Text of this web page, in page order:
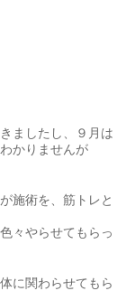
ましたし、９月は
かりませんが
施術を、筋トレと
々やらせてもらっ
に関わらせてもら